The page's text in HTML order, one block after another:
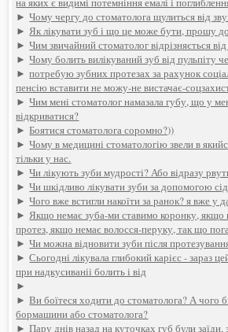
►Чому чергу до стоматолога щулиться від
►Як лікувати зуб і що це може бути, прошу
►Чим звичайний стоматолог відрізняється від
►Чому болить вилікуваний зуб від пульпіту
►потребую зубних протезах за рахунок
пенсію вставити не можу-не вистачає-
►Чим мені стоматолог намазала губу, що у
відкриватися?
►Боятися стоматолога соромно?))
►Чому в медицині стоматологію звели в
тільки у нас.
►Чи лікують зуби мудрості? Або відразу
►Чи шкідливо лікувати зуби за допомогою
►Чого вже встигли накоїти за ранок? я вже у
►Якщо немає зуба-ми ставимо коронку, якщо
протез, якщо немає волосся-перуку, так що
►Чи можна відновити зуби після
►Сьогодні лікувала глибокий карієс - зараз
при надкусиваніі болить і від
►
►Ви боїтеся ходити до стоматолога? А чого
бормашини або стоматолога?
►Пару днів назад на куточках губ були заїди,